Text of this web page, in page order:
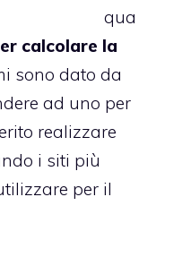
qua
calcolare la
sono dato da
ad uno per
realizzare
i siti più
per il